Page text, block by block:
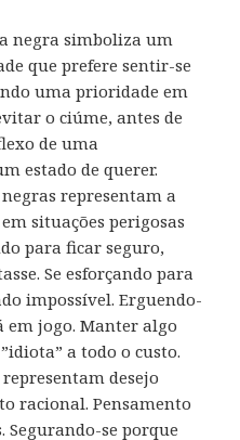
negra simboliza um
que prefere sentir-se
uma prioridade em
o ciúme, antes de
de uma
estado de querer.
representam a
situações perigosas
para ficar seguro,
Se esforçando para
impossível. Erguendo-
em jogo. Manter algo
a todo o custo.
desejo
racional. Pensamento
Segurando-se porque